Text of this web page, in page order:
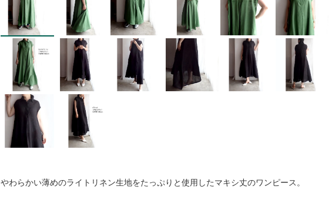
やわらかい薄めのライトリネン生地をたっぷりと使用したマキシ丈のワンピース。